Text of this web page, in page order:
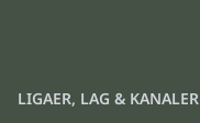
LIGAER, LAG & KANALER